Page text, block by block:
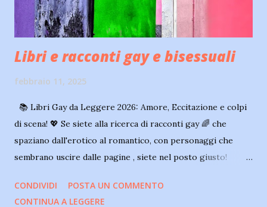
navi volanti e maestose città dai mille comignoli, non tutto
è come appare...
Libri e racconti gay e bisessuali
febbraio 11, 2025
📚 Libri Gay da Leggere 2026: Amore, Eccitazione e colpi
di scena! 💖 Se siete alla ricerca di racconti gay 🌈 che
spaziano dall'erotico al romantico, con personaggi che
sembrano uscire dalle pagine , siete nel posto giusto!
faranno emozionare, riflettere e sognare, tra amori
CONDIVIDI
POSTA UN COMMENTO
CONTINUA A LEGGERE